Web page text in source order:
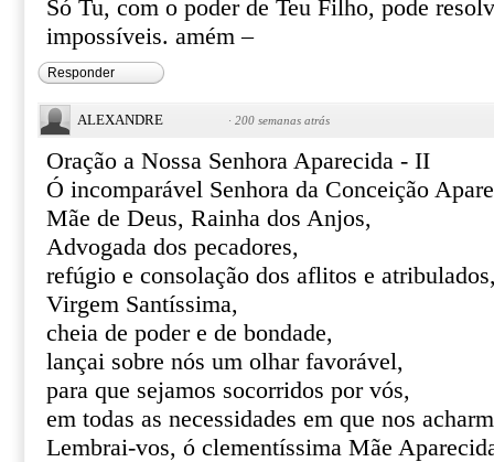
Só Tu, com o poder de Teu Filho, pode
impossíveis. amém –
Responder
ALEXANDRE · 200 semanas atrás
Oração a Nossa Senhora Aparecida - II
Ó incomparável Senhora da Conceição
Mãe de Deus, Rainha dos Anjos,
Advogada dos pecadores,
refúgio e consolação dos aflitos e
Virgem Santíssima,
cheia de poder e de bondade,
lançai sobre nós um olhar favorável,
para que sejamos socorridos por vós,
em todas as necessidades em que nos
Lembrai-vos, ó clementíssima Mãe